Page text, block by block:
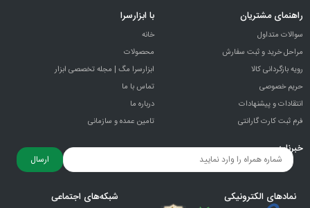
راهنمای مشتریان
سوالات متداول
مراحل خرید و ثبت سفارش
رویه بازگردانی کالا
حریم خصوصی
انتقادات و پيشنهادات
فرم ثبت کارت گارانتی
با ابزارسرا
خانه
محصولات
ابزارسرا مگ | مجله تخصصی ابزار
تماس با ما
درباره ما
تامین عمده و سازمانی
خبرنامه
ارسال
نمادهای الکترونیکی شبکه‌های اجتماعی